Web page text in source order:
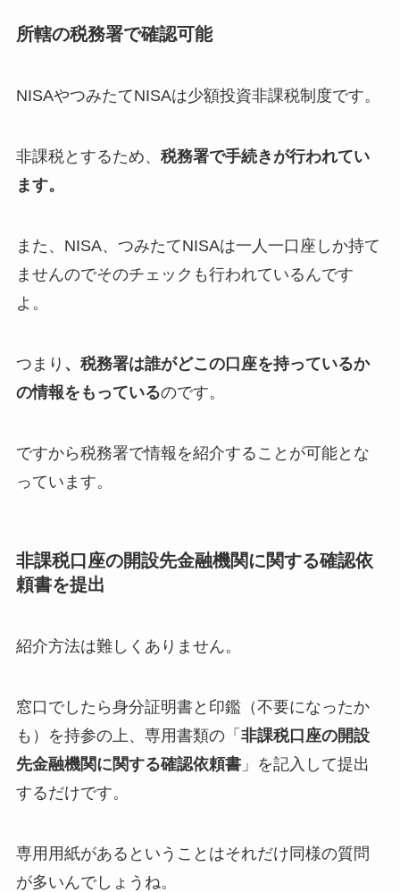
所轄の税務署で確認可能
NISAやつみたてNISAは少額投資非課税制度です。
非課税とするため、 税務署で手続きが行われてい
ます。
また、NISA、つみたてNISAは一人一口座しか持て
ませんのでそのチェックも行われているんです
よ。
つまり 、税務署は誰がどこの口座を持っているか
の情報をもっているのです。
ですから税務署で情報を紹介することが可能とな
っています。
非課税口座の開設先金融機関に関する確認依
頼書を提出
紹介方法は難しくありません。
窓口でしたら身分証明書と印鑑（不要になったか
も）を持参の上、専用書類の「 非課税口座の開設
先金融機関に関する確認依頼書」を記入して提出
するだけです。
専用用紙があるということはそれだけ同様の質問
が多いんでしょうね。